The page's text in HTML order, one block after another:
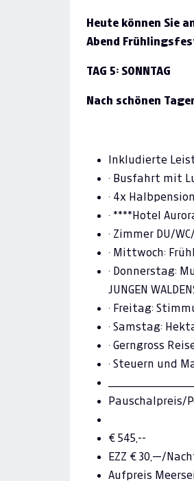
Heute können Sie
Abend
TAG 5: SONNTAG
Nach schönen
Inkludierte
· Busfahrt mit
· 4x
· ****Hotel
· Zimmer DU/
· Mittwoch:
· Donnerstag:
JUNGEN
· Freitag:
· Samstag:
· Gerngross
· Steuern und
Pauschalpreis/
€ 545,--
EZZ € 30,—/
Aufpreis